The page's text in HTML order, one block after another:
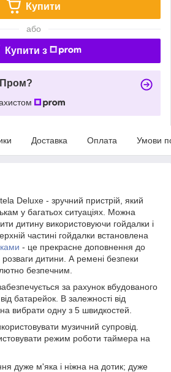
Купити
або
Купити з
Пром?
Доставка Оплата Умови
Deluxe - зручний пристрій, який
у багатьох ситуаціях. Можна
дитину використовуючи гойдалки і
частині гойдалки встановлена
- це прекрасне доповнення до
розваги дитини. А ремені безпеки
безпечним.
за рахунок вбудованого
батарейок. В залежності від
вибрати одну з 5 швидкостей.
музичний супровід.
режим роботи таймера на
дуже м'яка і ніжна на дотик; дуже